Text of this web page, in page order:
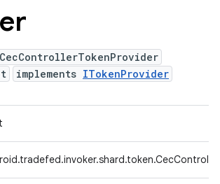
implements ITokenProvider